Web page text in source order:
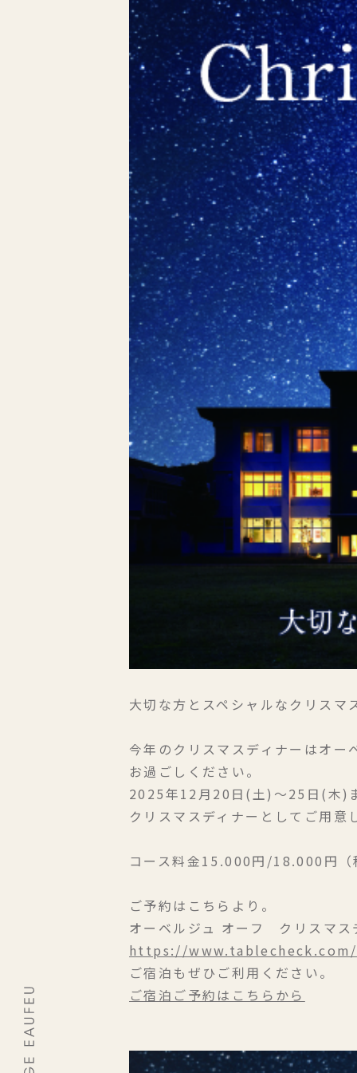
大切な方とスペシャルなクリスマ
今年のクリスマスディナーはオー
お過ごしください。
2025年12月20日(土)〜25日(木)
クリスマスディナーとしてご用意
コース料金15.000円/18.000円（
ご予約はこちらより。
オーベルジュ オーフ クリスマス
https://
ご宿泊もぜひご利用ください。
ご宿泊ご予約はこちらから